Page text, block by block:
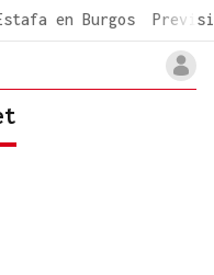
en Burgos